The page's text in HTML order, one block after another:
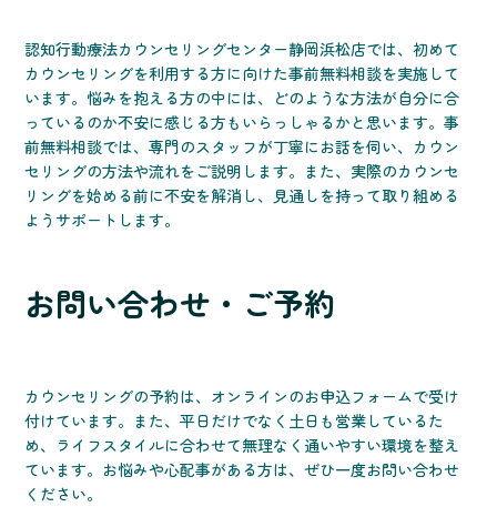
認知行動療法カウンセリングセンター静岡浜松店では、初めて
カウンセリングを利用する方に向けた事前無料相談を実施して
います。悩みを抱える方の中には、どのような方法が自分に合
っているのか不安に感じる方もいらっしゃるかと思います。事
前無料相談では、専門のスタッフが丁寧にお話を伺い、カウン
セリングの方法や流れをご説明します。また、実際のカウンセ
リングを始める前に不安を解消し、見通しを持って取り組める
ようサポートします。
お問い合わせ・ご予約
カウンセリングの予約は、オンラインのお申込フォームで受け
付けています。また、平日だけでなく土日も営業しているた
め、ライフスタイルに合わせて無理なく通いやすい環境を整え
ています。お悩みや心配事がある方は、ぜひ一度お問い合わせ
ください。